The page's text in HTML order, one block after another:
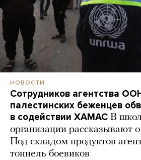
НОВОСТИ
Сотрудников агентства
палестинских беженцев
в содействии ХАМАС В
организации рассказывают
Под складом продуктов
тоннель боевиков